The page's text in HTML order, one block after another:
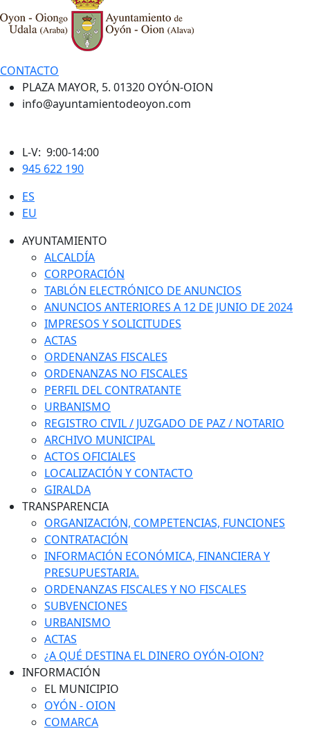
CONTACTO
PLAZA MAYOR, 5. 01320 OYÓN-OION
info@ayuntamientodeoyon.com
L-V: 9:00-14:00
945 622 190
ES
EU
AYUNTAMIENTO
ALCALDÍA
CORPORACIÓN
TABLÓN ELECTRÓNICO DE ANUNCIOS
ANUNCIOS ANTERIORES A 12 DE JUNIO DE 2024
IMPRESOS Y SOLICITUDES
ACTAS
ORDENANZAS FISCALES
ORDENANZAS NO FISCALES
PERFIL DEL CONTRATANTE
URBANISMO
REGISTRO CIVIL / JUZGADO DE PAZ / NOTARIO
ARCHIVO MUNICIPAL
ACTOS OFICIALES
LOCALIZACIÓN Y CONTACTO
GIRALDA
TRANSPARENCIA
ORGANIZACIÓN, COMPETENCIAS, FUNCIONES
CONTRATACIÓN
INFORMACIÓN ECONÓMICA, FINANCIERA Y
PRESUPUESTARIA.
ORDENANZAS FISCALES Y NO FISCALES
SUBVENCIONES
URBANISMO
ACTAS
¿A QUÉ DESTINA EL DINERO OYÓN-OION?
INFORMACIÓN
EL MUNICIPIO
OYÓN - OION
COMARCA